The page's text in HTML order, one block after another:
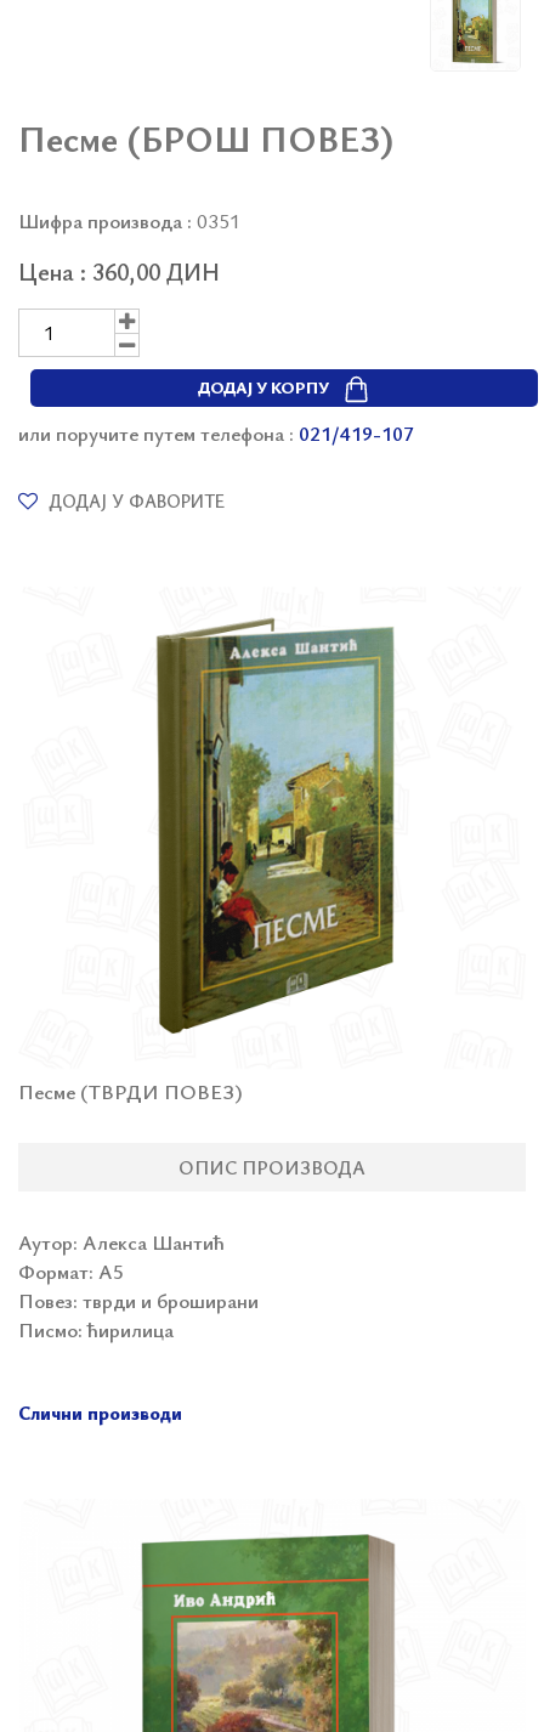
Песме (БРОШ ПОВЕЗ)
Шифра производа : 0351
Цена : 360,00 ДИН
ДОДАЈ У КОРПУ
или поручите путем телефона : 021/419-107
ДОДАЈ У ФАВОРИТЕ
Песме (ТВРДИ ПОВЕЗ)
ОПИС ПРОИЗВОДА
Аутор: Алекса Шантић
Формат: А5
Повез: тврди и броширани
Писмо: ћирилица
Слични производи